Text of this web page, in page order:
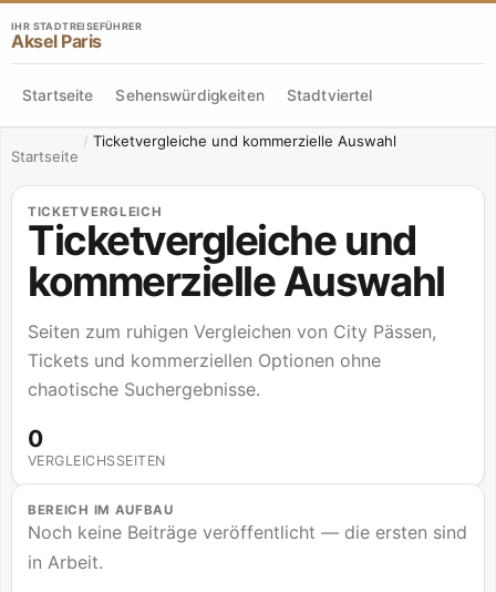
IHR STADTREISEFÜHRER
Aksel Paris
Startseite Sehenswürdigkeiten Stadtviertel
Startseite
/ Ticketvergleiche und kommerzielle Auswahl
TICKETVERGLEICH
Ticketvergleiche und
kommerzielle Auswahl
Seiten zum ruhigen Vergleichen von City Pässen,
Tickets und kommerziellen Optionen ohne
chaotische Suchergebnisse.
0
VERGLEICHSSEITEN
BEREICH IM AUFBAU
Noch keine Beiträge veröffentlicht — die ersten sind
in Arbeit.